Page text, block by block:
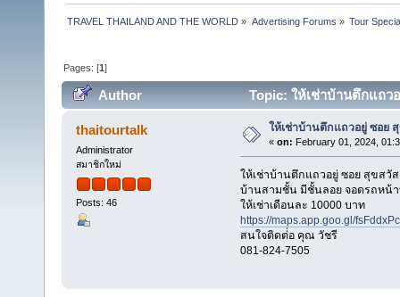
TRAVEL THAILAND AND THE WORLD » Advertising Forums » Tour
Pages: [1]
Author Topic: ให้เช่าบ้านตึกแถว
thaitourtalk
Administrator
สมาชิกใหม่
Posts: 46
ให้เช่าบ้านตึกแถวอยู่ ซอย
« on: February 01, 2024,
ให้เช่าบ้านตึกแถวอยู่ ซอย สุขสวัส
บ้านสามชั้น มีชั้นลอย จอดรถหน้
ให้เช่าเดือนละ 10000 บาท
https://maps.app.goo.gl/
สนใจติดต่่อ คุณ วัชรี
081-824-7505